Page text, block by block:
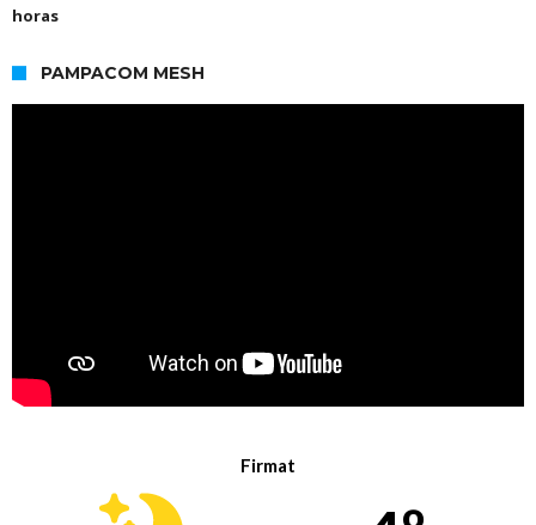
horas
PAMPACOM MESH
Firmat